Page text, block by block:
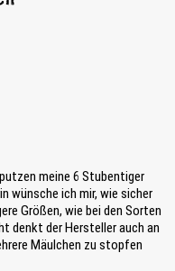
meine 6 Stubentiger
wünsche ich mir, wie sicher
Größen, wie bei den Sorten
denkt der Hersteller auch an
Mäulchen zu stopfen